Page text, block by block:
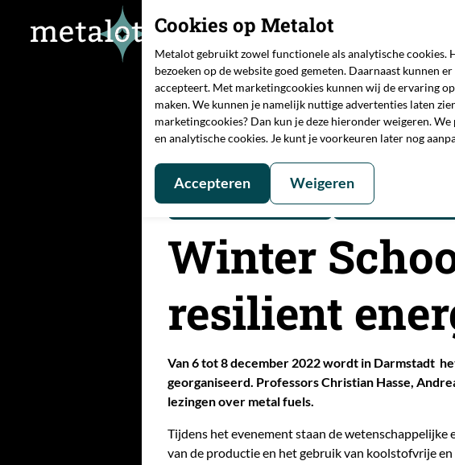
Nieuws Winter School Sustainable en resilient energy
Gepubliceerd:08-11-2022 Leestijd:
Winter
resilient
Van 6 tot 8 december 2022 wordt in Darmstadt
georganiseerd. Professors Christian Hasse,
lezingen over metal fuels.
Tijdens het evenement staan de wetenschappelijke
van de productie en het gebruik van koolstofvrije
Cookies op Metalot
Metalot gebruikt zowel functionele als analytische
bezoeken op de website goed gemeten. Daarnaast kunnen
accepteert. Met marketingcookies kunnen wij de ervaring
maken. We kunnen je namelijk nuttige advertenties laten
marketingcookies? Dan kun je deze hieronder weigeren.
en analytische cookies. Je kunt je voorkeuren later nog
Accepteren Weigeren